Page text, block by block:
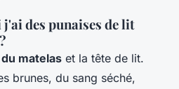
des punaises de lit
matelas et la tête de lit.
brunes, du sang séché,